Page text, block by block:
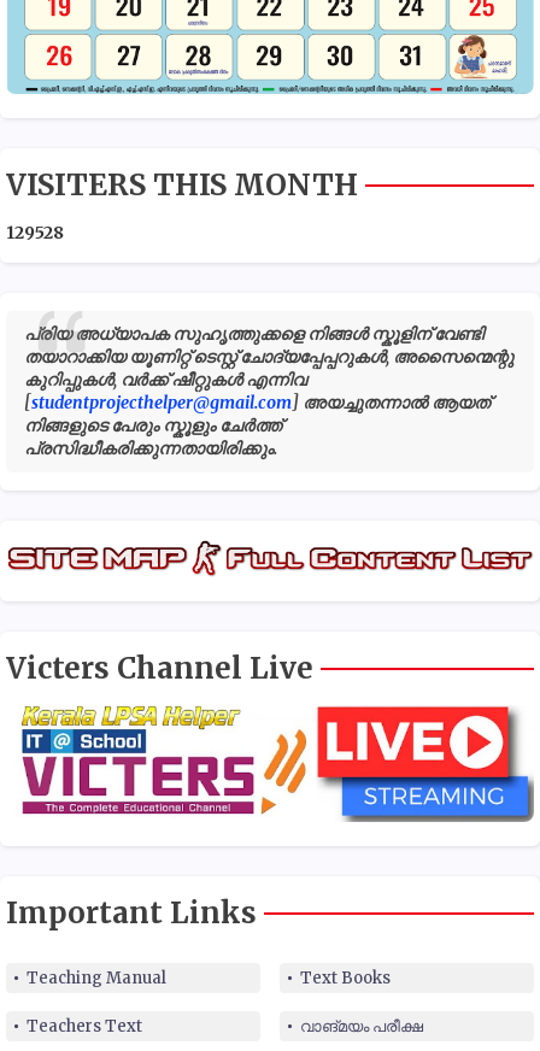
VISITERS THIS MONTH
129528
പ്രിയ അധ്യാപക സുഹൃത്തുക്കളെ നിങ്ങൾ സ്കൂളിന് വേണ്ടി
തയാറാക്കിയ യൂണിറ്റ് ടെസ്റ്റ് ചോദ്യപ്പേപ്പറുകൾ, അസൈന്മെന്റു
കുറിപ്പുകൾ, വർക്ക് ഷീറ്റുകൾ എന്നിവ
[studentprojecthelper@gmail.com] അയച്ചുതന്നാൽ ആയത്
നിങ്ങളുടെ പേരും സ്കൂളും ചേർത്ത്
പ്രസിദ്ധീകരിക്കുന്നതായിരിക്കും.
Victers Channel Live
Important Links
Teaching Manual Text Books
Teachers Text വാങ്മയം പരീക്ഷ